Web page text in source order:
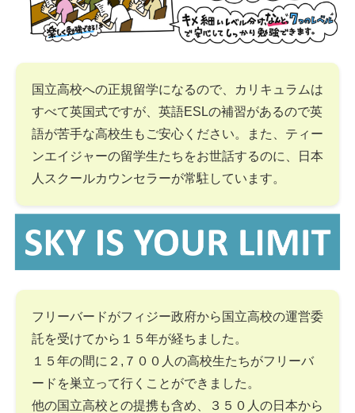
国立高校への正規留学になるので、カリキュラムは
すべて英国式ですが、英語ESLの補習があるので英
語が苦手な高校生もご安心ください。また、ティー
ンエイジャーの留学生たちをお世話するのに、日本
人スクールカウンセラーが常駐しています。
フリーバードがフィジー政府から国立高校の運営委
託を受けてから１５年が経ちました。
１５年の間に２,７００人の高校生たちがフリーバ
ードを巣立って行くことができました。
他の国立高校との提携も含め、３５０人の日本から